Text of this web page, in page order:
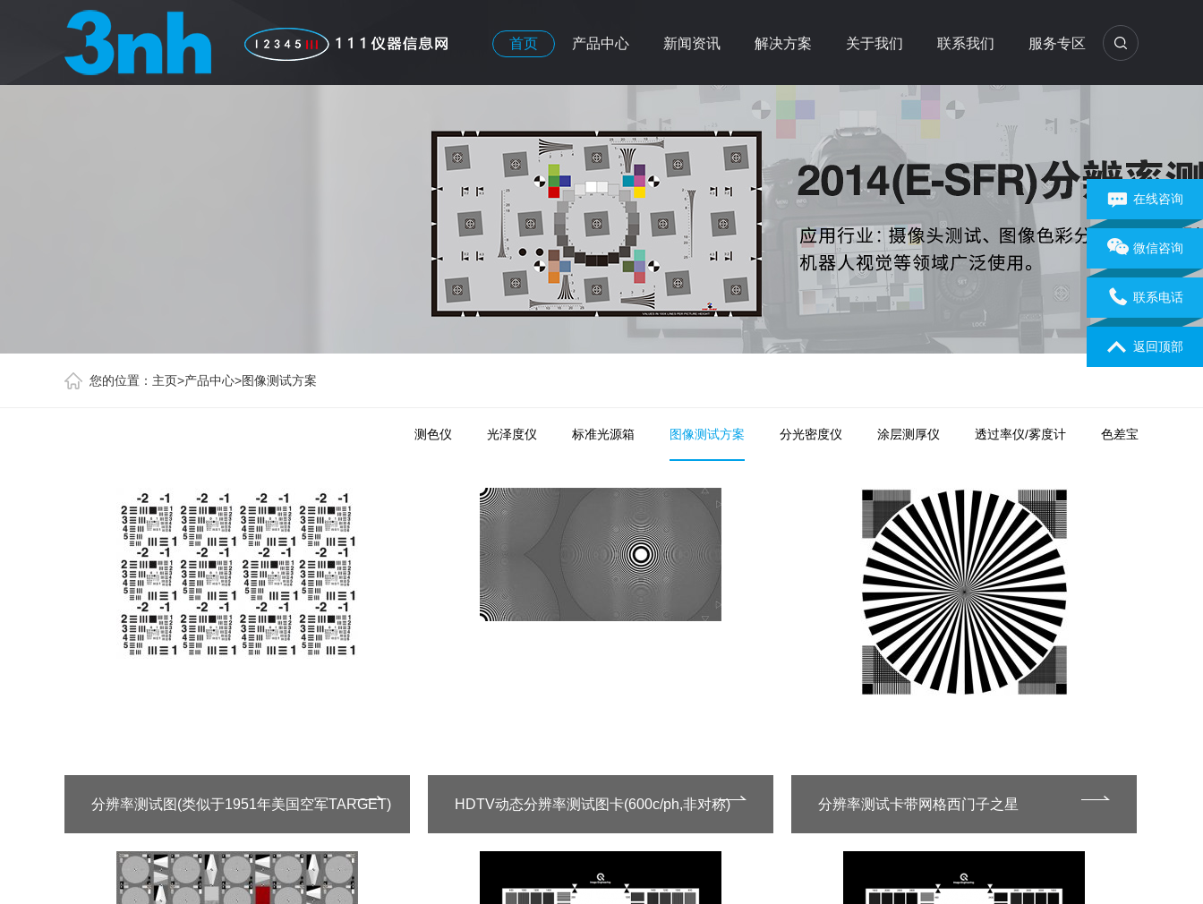
首页 产品中心 新闻资讯 解决方案 关于我们 联系我们 服务专区
您的位置： 主页>产品中心>图像测试方案
测色仪 光泽度仪 标准光源箱 图像测试方案 分光密度仪 涂层测厚仪 透过率仪/雾度计 色差宝
分辨率测试图(类似于1951年美国空军TARGET) HDTV动态分辨率测试图卡(600c/ph,非对称) 分辨率测试卡带网格西门子之星
在线咨询
微信咨询
联系电话
返回顶部